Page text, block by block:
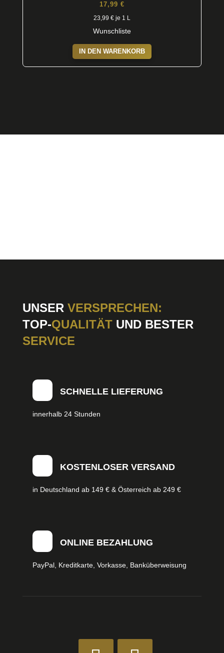
17,99 €
23,99 €je 1 L
Wunschliste
IN DEN WARENKORB
UNSER VERSPRECHEN:
TOP-QUALITÄTUND BESTER
SERVICE
SCHNELLE LIEFERUNG
innerhalb 24 Stunden
KOSTENLOSER VERSAND
in Deutschland ab 149 € & Österreich ab 249 €
ONLINE BEZAHLUNG
PayPal, Kreditkarte, Vorkasse, Banküberweisung